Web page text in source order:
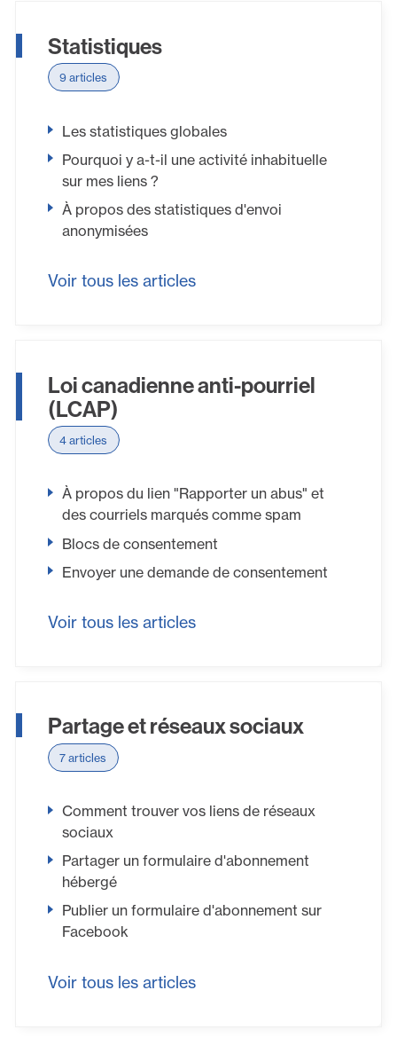
Statistiques
9 articles
Les statistiques globales
Pourquoi y a-t-il une activité inhabituelle
sur mes liens ?
À propos des statistiques d'envoi
anonymisées
Voir tous les articles
Loi canadienne anti-pourriel
(LCAP)
4 articles
À propos du lien "Rapporter un abus" et
des courriels marqués comme spam
Blocs de consentement
Envoyer une demande de consentement
Voir tous les articles
Partage et réseaux sociaux
7 articles
Comment trouver vos liens de réseaux
sociaux
Partager un formulaire d'abonnement
hébergé
Publier un formulaire d'abonnement sur
Facebook
Voir tous les articles